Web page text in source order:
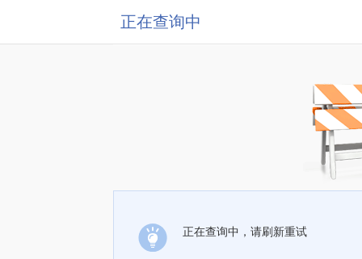
正在查询中
正在查询中，请刷新重试